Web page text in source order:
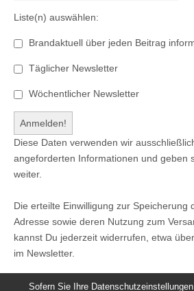
Liste(n) auswählen:
Brandaktuell über jeden Beitrag
Täglicher Newsletter
Wöchentlicher Newsletter
Diese Daten verwenden wir
angeforderten Informationen und geben
weiter.
Die erteilte Einwilligung zur Speicherung
Adresse sowie deren Nutzung zum
kannst Du jederzeit widerrufen, etwa
im Newsletter.
Sofern Sie Ihre